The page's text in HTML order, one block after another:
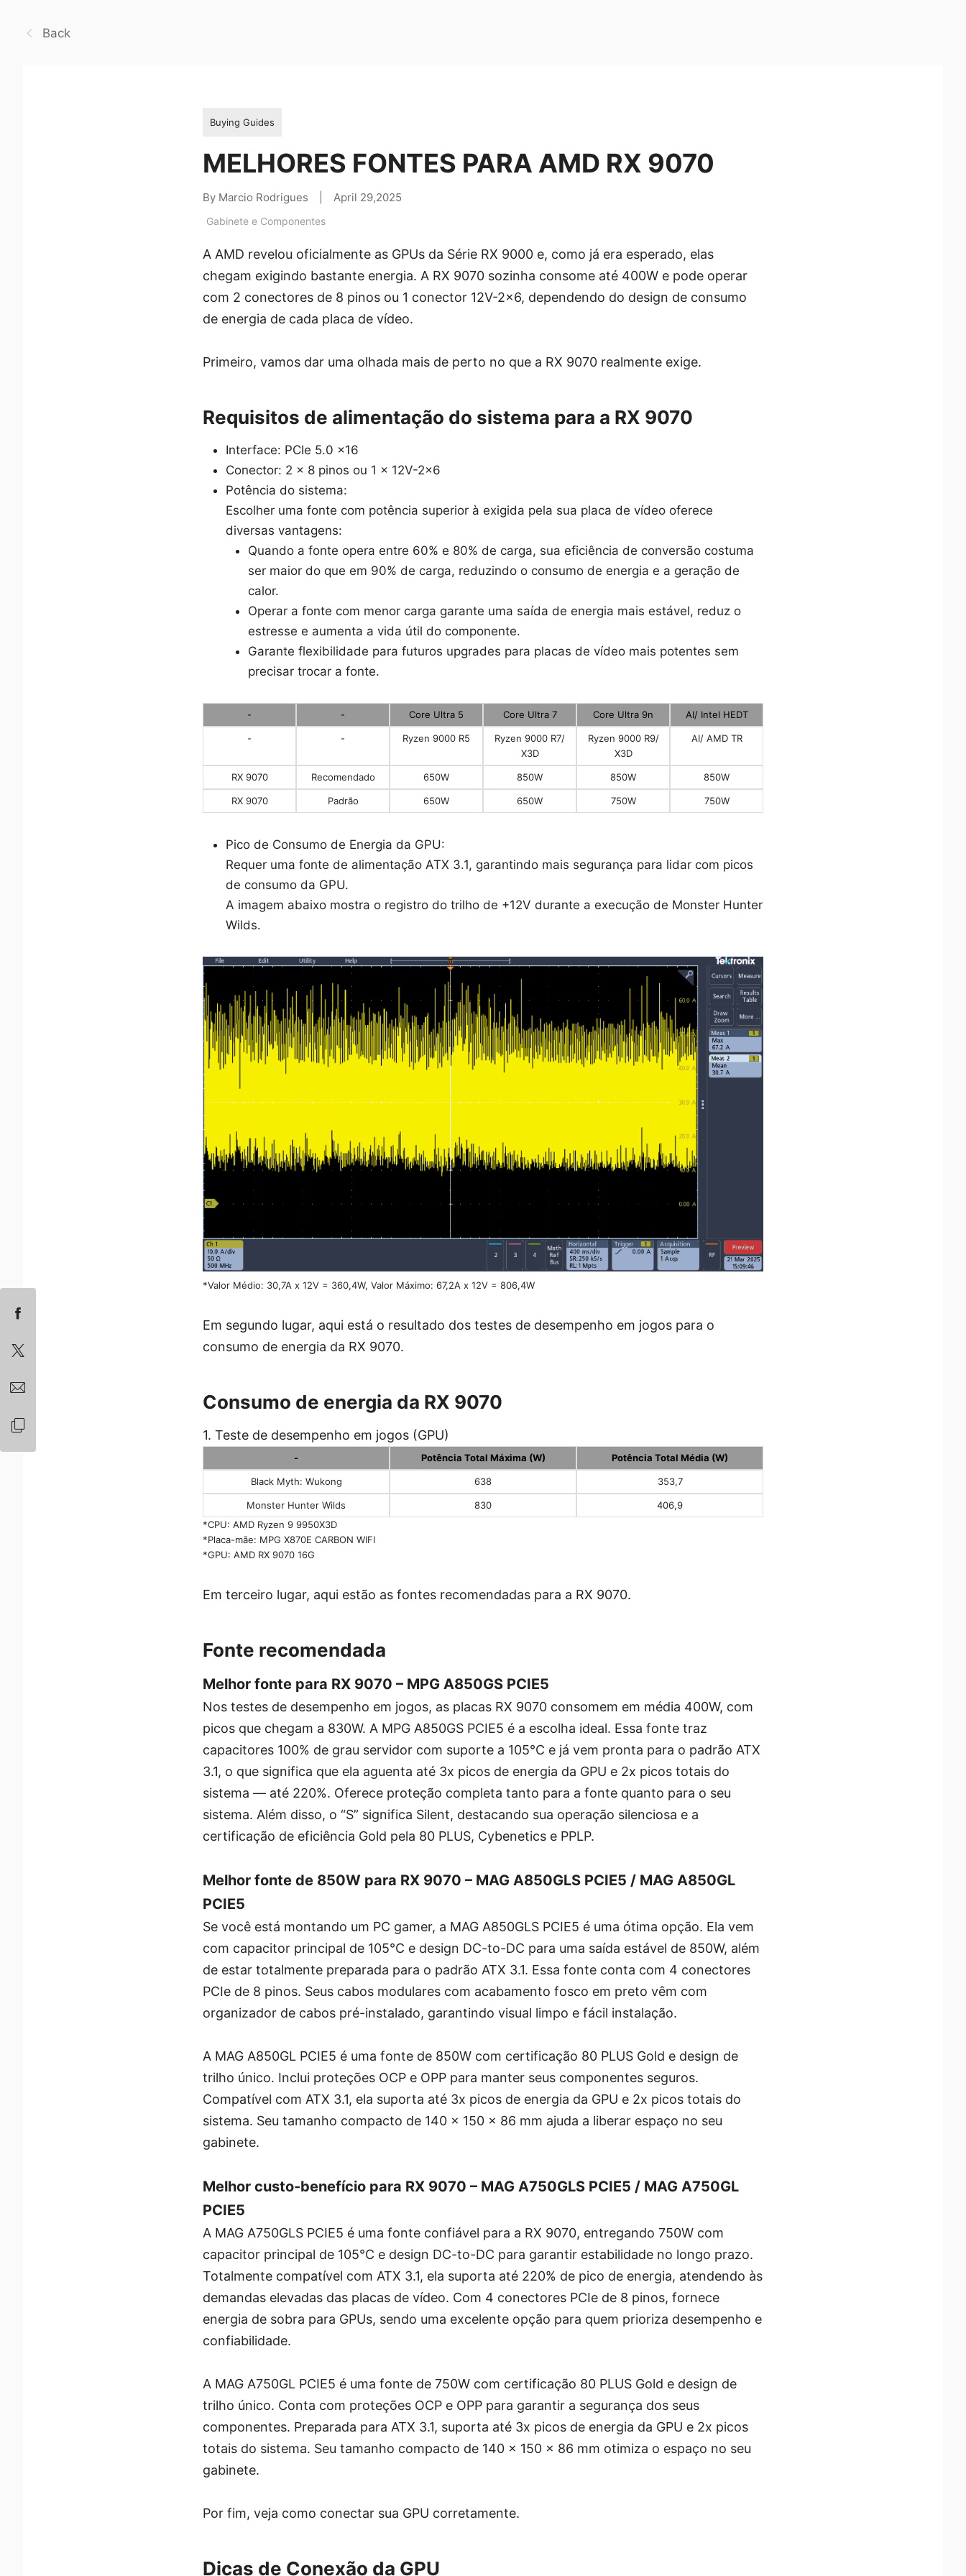
Back
Buying Guides
MELHORES FONTES PARA AMD RX 9070
By Marcio Rodrigues April 29,2025
Gabinete e Componentes
A AMD revelou oficialmente as GPUs da Série RX 9000 e, como já era esperado, elas
chegam exigindo bastante energia. A RX 9070 sozinha consome até 400W e pode operar
com 2 conectores de 8 pinos ou 1 conector 12V-2x6, dependendo do design de consumo
de energia de cada placa de vídeo.
Primeiro, vamos dar uma olhada mais de perto no que a RX 9070 realmente exige.
Requisitos de alimentação do sistema para a RX 9070
Interface: PCIe 5.0 x16
Conector: 2 x 8 pinos ou 1 x 12V-2x6
Potência do sistema:
Escolher uma fonte com potência superior à exigida pela sua placa de vídeo oferece
diversas vantagens:
Quando a fonte opera entre 60% e 80% de carga, sua eficiência de conversão costuma
ser maior do que em 90% de carga, reduzindo o consumo de energia e a geração de
calor.
Operar a fonte com menor carga garante uma saída de energia mais estável, reduz o
estresse e aumenta a vida útil do componente.
Garante flexibilidade para futuros upgrades para placas de vídeo mais potentes sem
precisar trocar a fonte.
- - Core Ultra 5 Core Ultra 7 Core Ultra 9n AI/ Intel HEDT
- - Ryzen 9000 R5
Ryzen 9000 R7/
X3D
Ryzen 9000 R9/
X3D
AI/ AMD TR
RX 9070 Recomendado 650W 850W 850W 850W
RX 9070 Padrão 650W 650W 750W 750W
Pico de Consumo de Energia da GPU:
Requer uma fonte de alimentação ATX 3.1, garantindo mais segurança para lidar com picos
de consumo da GPU.
A imagem abaixo mostra o registro do trilho de +12V durante a execução de Monster Hunter
Wilds.
*Valor Médio: 30,7A x 12V = 360,4W, Valor Máximo: 67,2A x 12V = 806,4W
Em segundo lugar, aqui está o resultado dos testes de desempenho em jogos para o
consumo de energia da RX 9070.
Consumo de energia da RX 9070
1. Teste de desempenho em jogos (GPU)
- Potência Total Máxima (W) Potência Total Média (W)
Black Myth: Wukong 638 353,7
Monster Hunter Wilds 830
406,9
*CPU: AMD Ryzen 9 9950X3D
*Placa-mãe: MPG X870E CARBON WIFI
*GPU: AMD RX 9070 16G
Em terceiro lugar, aqui estão as fontes recomendadas para a RX 9070.
Fonte recomendada
Melhor fonte para RX 9070 – MPG A850GS PCIE5
Nos testes de desempenho em jogos, as placas RX 9070 consomem em média 400W, com
picos que chegam a 830W. A MPG A850GS PCIE5 é a escolha ideal. Essa fonte traz
capacitores 100% de grau servidor com suporte a 105°C e já vem pronta para o padrão ATX
3.1, o que significa que ela aguenta até 3x picos de energia da GPU e 2x picos totais do
sistema — até 220%. Oferece proteção completa tanto para a fonte quanto para o seu
sistema. Além disso, o “S” significa Silent, destacando sua operação silenciosa e a
certificação de eficiência Gold pela 80 PLUS, Cybenetics e PPLP.
Melhor fonte de 850W para RX 9070 – MAG A850GLS PCIE5 / MAG A850GL
PCIE5
Se você está montando um PC gamer, a MAG A850GLS PCIE5 é uma ótima opção. Ela vem
com capacitor principal de 105°C e design DC-to-DC para uma saída estável de 850W, além
de estar totalmente preparada para o padrão ATX 3.1. Essa fonte conta com 4 conectores
PCIe de 8 pinos. Seus cabos modulares com acabamento fosco em preto vêm com
organizador de cabos pré-instalado, garantindo visual limpo e fácil instalação.
A MAG A850GL PCIE5 é uma fonte de 850W com certificação 80 PLUS Gold e design de
trilho único. Inclui proteções OCP e OPP para manter seus componentes seguros.
Compatível com ATX 3.1, ela suporta até 3x picos de energia da GPU e 2x picos totais do
sistema. Seu tamanho compacto de 140 x 150 x 86 mm ajuda a liberar espaço no seu
gabinete.
Melhor custo-benefício para RX 9070 – MAG A750GLS PCIE5 / MAG A750GL
PCIE5
A MAG A750GLS PCIE5 é uma fonte confiável para a RX 9070, entregando 750W com
capacitor principal de 105°C e design DC-to-DC para garantir estabilidade no longo prazo.
Totalmente compatível com ATX 3.1, ela suporta até 220% de pico de energia, atendendo às
demandas elevadas das placas de vídeo. Com 4 conectores PCIe de 8 pinos, fornece
energia de sobra para GPUs, sendo uma excelente opção para quem prioriza desempenho e
confiabilidade.
A MAG A750GL PCIE5 é uma fonte de 750W com certificação 80 PLUS Gold e design de
trilho único. Conta com proteções OCP e OPP para garantir a segurança dos seus
componentes. Preparada para ATX 3.1, suporta até 3x picos de energia da GPU e 2x picos
totais do sistema. Seu tamanho compacto de 140 x 150 x 86 mm otimiza o espaço no seu
gabinete.
Por fim, veja como conectar sua GPU corretamente.
Dicas de Conexão da GPU